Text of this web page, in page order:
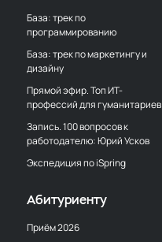
База: трек по
программированию
База: трек по маркетингу и
дизайну
Прямой эфир. Топ ИТ-
профессий для гуманитариев
Запись. 100 вопросов к
работодателю: Юрий Усков
Экспедиция по iSpring
Абитуриенту
Приём 2026